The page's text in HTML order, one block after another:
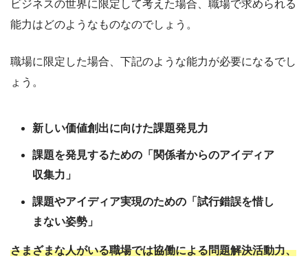
ビジネスの世界に限定して考えた場合、職場で求められる
能力はどのようなものなのでしょう。
職場に限定した場合、下記のような能力が必要になるでし
ょう。
新しい価値創出に向けた課題発見力
課題を発見するための「関係者からのアイディア
収集力」
課題やアイディア実現のための「試行錯誤を惜し
まない姿勢」
さまざまな人がいる職場では協働による問題解決活動力、